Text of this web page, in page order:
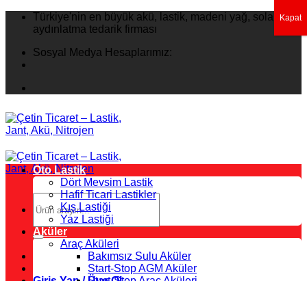
İçeriğeTürkiye'nin en büyük akü, lastik, madeni yağ, solar
aydınlatma tedarik firması
Sosyal Medya Hesaplarımız:
Ara:
Oto Lastik
Dört Mevsim Lastik
Hafif Ticari Lastikler
Kış Lastiği
Yaz Lastiği
Aküler
Araç Aküleri
Bakımsız Sulu Aküler
Start-Stop AGM Aküler
Kapat